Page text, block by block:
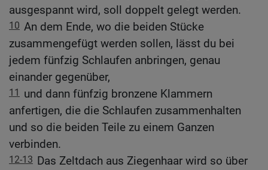
ausgespannt wird, soll doppelt gelegt werden.
10 An dem Ende, wo die beiden Stücke
zusammengefügt werden sollen, lässt du bei
jedem fünfzig Schlaufen anbringen, genau
einander gegenüber,
11
und dann fünfzig bronzene Klammern
anfertigen, die die Schlaufen zusammenhalten
und so die beiden Teile zu einem Ganzen
verbinden.
12-13 Das Zeltdach aus Ziegenhaar wird so über